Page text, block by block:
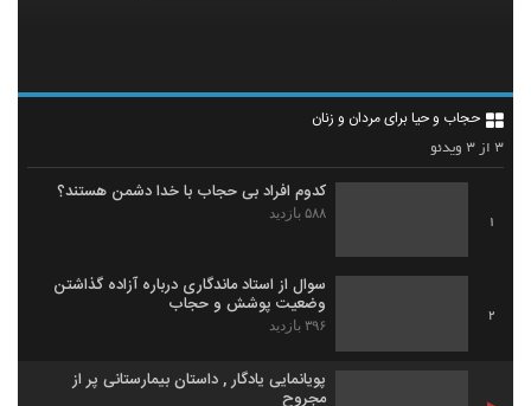
حجاب و حیا برای مردان و زنان
۳ از ۳ ویدئو
1
کدوم افراد بی حجاب با خدا دشمن هستند؟
۵۸۸ بازدید
2
سوال از استاد ماندگاری درباره آزاده گذاشتن
وضعیت پوشش و حجاب
۳۹۶ بازدید
پویانمایی یادگار , داستان بیمارستانی پر از
مجروح